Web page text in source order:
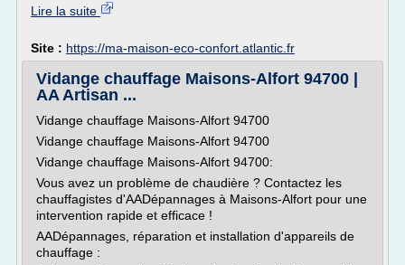
Lire la suite
Site : https://ma-maison-eco-confort.atlantic.fr
Vidange chauffage Maisons-Alfort 94700 |
AA Artisan ...
Vidange chauffage Maisons-Alfort 94700
Vidange chauffage Maisons-Alfort 94700
Vidange chauffage Maisons-Alfort 94700:
Vous avez un problème de chaudière ? Contactez les
chauffagistes d'AADépannages à Maisons-Alfort pour une
intervention rapide et efficace !
AADépannages, réparation et installation d'appareils de
chauffage :